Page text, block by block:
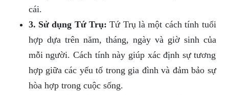
cái.
3. Sử dụng Tứ Trụ: Tứ Trụ là một cách tính tuổi
hợp dựa trên năm, tháng, ngày và giờ sinh của
mỗi người. Cách tính này giúp xác định sự tương
hợp giữa các yếu tố trong gia đình và đảm bảo sự
hòa hợp trong cuộc sống.